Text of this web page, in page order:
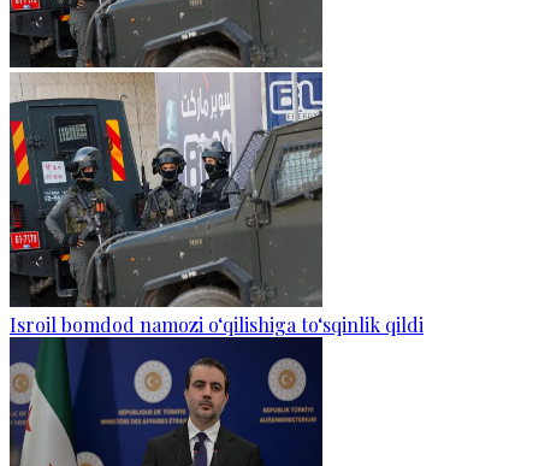
Isroil bomdod namozi o‘qilishiga to‘sqinlik qildi